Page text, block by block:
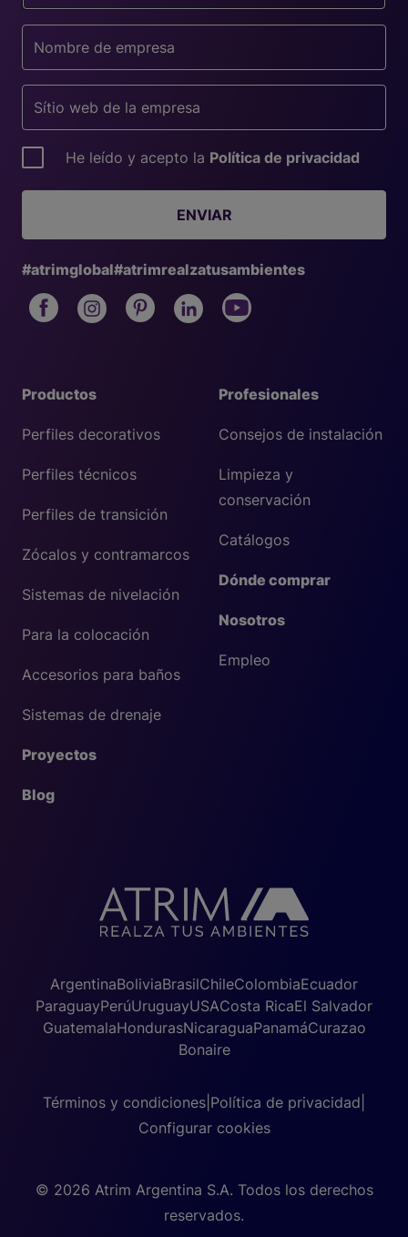
Profesionales
Consejos de instalación
Limpieza y
conservación
Catálogos
Dónde comprar
Nosotros
Empleo
Productos
Perfiles decorativos
Perfiles técnicos
Perfiles de transición
Zócalos y contramarcos
Sistemas de nivelación
Para la colocación
Accesorios para baños
Sistemas de drenaje
Proyectos
Blog
He leído y acepto la Política de privacidad
ENVIAR
#atrimglobal#atrimrealzatusambientes
ArgentinaBoliviaBrasilChileColombiaEcuador
ParaguayPerúUruguayUSACosta RicaEl Salvador
GuatemalaHondurasNicaraguaPanamáCurazao
Bonaire
Términos y condiciones Política de privacidad
Configurar cookies
© 2026 Atrim Argentina S.A. Todos los derechos
reservados.